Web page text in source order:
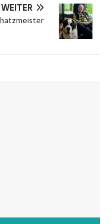
WEITER